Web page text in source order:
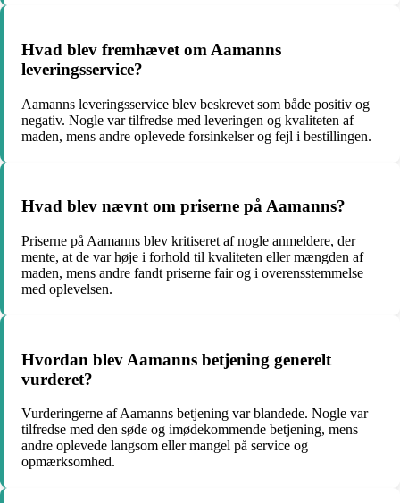
Hvad blev fremhævet om Aamanns
leveringsservice?
Aamanns leveringsservice blev beskrevet som både positiv og
negativ. Nogle var tilfredse med leveringen og kvaliteten af
maden, mens andre oplevede forsinkelser og fejl i bestillingen.
Hvad blev nævnt om priserne på Aamanns?
Priserne på Aamanns blev kritiseret af nogle anmeldere, der
mente, at de var høje i forhold til kvaliteten eller mængden af
maden, mens andre fandt priserne fair og i overensstemmelse
med oplevelsen.
Hvordan blev Aamanns betjening generelt
vurderet?
Vurderingerne af Aamanns betjening var blandede. Nogle var
tilfredse med den søde og imødekommende betjening, mens
andre oplevede langsom eller mangel på service og
opmærksomhed.